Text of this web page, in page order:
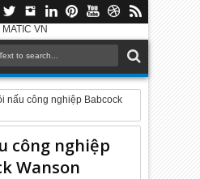
nấu công nghiệp Babcock
công nghiệp
Wanson